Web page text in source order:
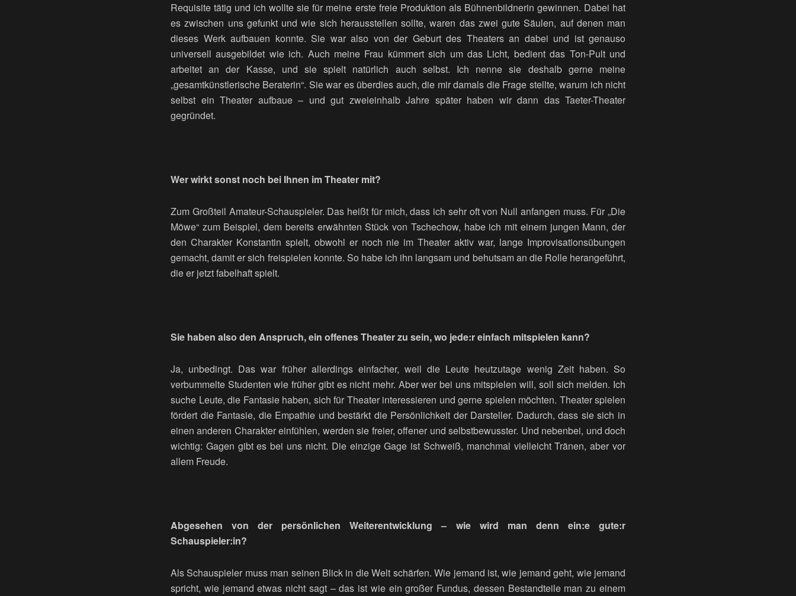
Requisite tätig und ich wollte sie für meine erste freie Produktion als Bühnenbildnerin gewinnen. Dabei hat
es zwischen uns gefunkt und wie sich herausstellen sollte, waren das zwei gute Säulen, auf denen man
dieses Werk aufbauen konnte. Sie war also von der Geburt des Theaters an dabei und ist genauso
universell ausgebildet wie ich. Auch meine Frau kümmert sich um das Licht, bedient das Ton-Pult und
arbeitet an der Kasse, und sie spielt natürlich auch selbst. Ich nenne sie deshalb gerne meine
„gesamtkünstlerische Beraterin“. Sie war es überdies auch, die mir damals die Frage stellte, warum ich nicht
selbst ein Theater aufbaue – und gut zweieinhalb Jahre später haben wir dann das Taeter-Theater
gegründet.
Wer wirkt sonst noch bei Ihnen im Theater mit?
Zum Großteil Amateur-Schauspieler. Das heißt für mich, dass ich sehr oft von Null anfangen muss. Für „Die
Möwe“ zum Beispiel, dem bereits erwähnten Stück von Tschechow, habe ich mit einem jungen Mann, der
den Charakter Konstantin spielt, obwohl er noch nie im Theater aktiv war, lange Improvisationsübungen
gemacht, damit er sich freispielen konnte. So habe ich ihn langsam und behutsam an die Rolle herangeführt,
die er jetzt fabelhaft spielt.
Sie haben also den Anspruch, ein offenes Theater zu sein, wo jede:r einfach mitspielen kann?
Ja, unbedingt. Das war früher allerdings einfacher, weil die Leute heutzutage wenig Zeit haben. So
verbummelte Studenten wie früher gibt es nicht mehr. Aber wer bei uns mitspielen will, soll sich melden. Ich
suche Leute, die Fantasie haben, sich für Theater interessieren und gerne spielen möchten. Theater spielen
fördert die Fantasie, die Empathie und bestärkt die Persönlichkeit der Darsteller. Dadurch, dass sie sich in
einen anderen Charakter einfühlen, werden sie freier, offener und selbstbewusster. Und nebenbei, und doch
wichtig: Gagen gibt es bei uns nicht. Die einzige Gage ist Schweiß, manchmal vielleicht Tränen, aber vor
allem Freude.
Abgesehen von der persönlichen Weiterentwicklung – wie wird man denn ein:e gute:r
Schauspieler:in?
Als Schauspieler muss man seinen Blick in die Welt schärfen. Wie jemand ist, wie jemand geht, wie jemand
spricht, wie jemand etwas nicht sagt – das ist wie ein großer Fundus, dessen Bestandteile man zu einem